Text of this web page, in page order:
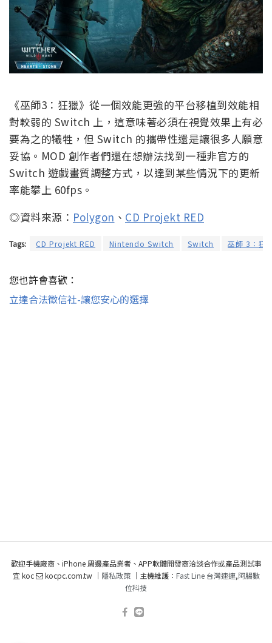
《巫師3：狂獵》從一個效能更強的平台移植到效能相
對較弱的 Switch 上，這意味著必須在視覺效果上有必
要為之的犧牲，但 Switch 的攜帶性還是讓很多人願意
妥協。MOD 創作者們還在想辦法找到一種非官方的
Switch 遊戲畫質調整方式，以達到某些情況下的更新
率能攀上 60fps。
◎資料來源： Polygon 、 CD Projekt RED
Tags: CD Projekt RED Nintendo Switch Switch 巫師 3：狂
您也許會喜歡：
立達合法徵信社-讓您安心的選擇
歡迎手機廠商、iPhone 周邊產品業者、APP軟體開發商洽談合作或產品測試事
宜 koc
kocpc.com.tw ｜ 隱私政策｜主機維護： Fast Line 台灣速連,阿腸數
位科技